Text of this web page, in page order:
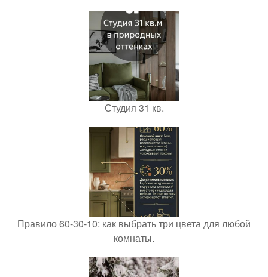
Студия 31 кв.
Правило 60-30-10: как выбрать три цвета для любой
комнаты.